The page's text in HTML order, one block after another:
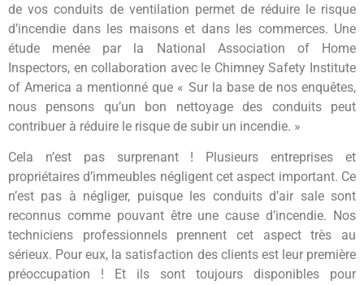
de vos conduits de ventilation permet de réduire le risque
d’incendie dans les maisons et dans les commerces. Une
étude menée par la National Association of Home
Inspectors, en collaboration avec le Chimney Safety Institute
of America a mentionné que « Sur la base de nos enquêtes,
nous pensons qu’un bon nettoyage des conduits peut
contribuer à réduire le risque de subir un incendie. »
Cela n’est pas surprenant ! Plusieurs entreprises et
propriétaires d’immeubles négligent cet aspect important. Ce
n’est pas à négliger, puisque les conduits d’air sale sont
reconnus comme pouvant être une cause d’incendie. Nos
techniciens professionnels prennent cet aspect très au
sérieux. Pour eux, la satisfaction des clients est leur première
préoccupation ! Et ils sont toujours disponibles pour